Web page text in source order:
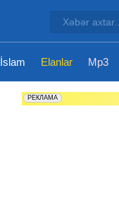
İslam Elanlar Mp3